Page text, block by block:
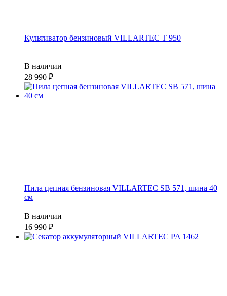
Культиватор бензиновый VILLARTEC T 950
В наличии
28 990
Пила цепная бензиновая VILLARTEC SB 571, шина 40
см
В наличии
16 990